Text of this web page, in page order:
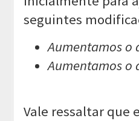
seguintes
Aumentamos o
Aumentamos o
Vale ressaltar que